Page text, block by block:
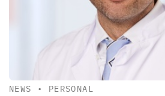
NEWS • PERSONAL